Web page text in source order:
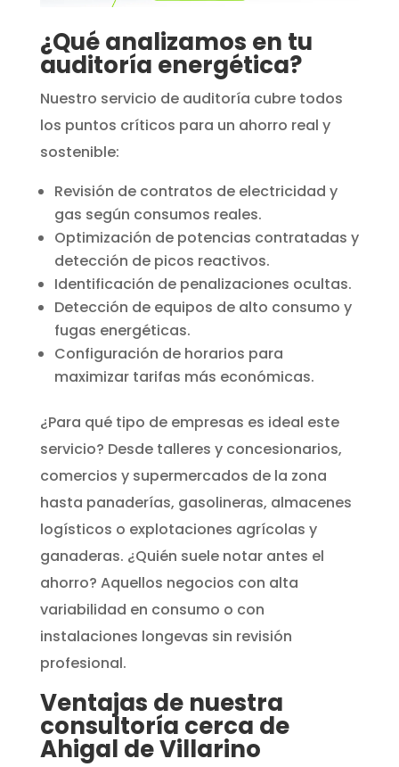
¿Qué analizamos en tu
auditoría energética?
Nuestro servicio de auditoría cubre todos
los puntos críticos para un ahorro real y
sostenible:
Revisión de contratos de electricidad y
gas según consumos reales.
Optimización de potencias contratadas y
detección de picos reactivos.
Identificación de penalizaciones ocultas.
Detección de equipos de alto consumo y
fugas energéticas.
Configuración de horarios para
maximizar tarifas más económicas.
¿Para qué tipo de empresas es ideal este
servicio? Desde talleres y concesionarios,
comercios y supermercados de la zona
hasta panaderías, gasolineras, almacenes
logísticos o explotaciones agrícolas y
ganaderas. ¿Quién suele notar antes el
ahorro? Aquellos negocios con alta
variabilidad en consumo o con
instalaciones longevas sin revisión
profesional.
Ventajas de nuestra
consultoría cerca de
Ahigal de Villarino